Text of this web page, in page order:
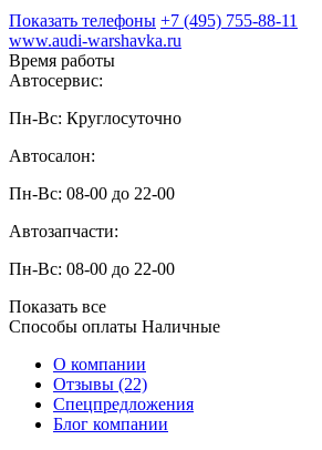
Показать телефоны +7 (495) 755-88-11
www.audi-warshavka.ru
Время работы
Автосервис:
Пн-Вс: Круглосуточно
Автосалон:
Пн-Вс: 08-00 до 22-00
Автозапчасти:
Пн-Вс: 08-00 до 22-00
Показать все
Способы оплаты Наличные
О компании
Отзывы (22)
Спецпредложения
Блог компании